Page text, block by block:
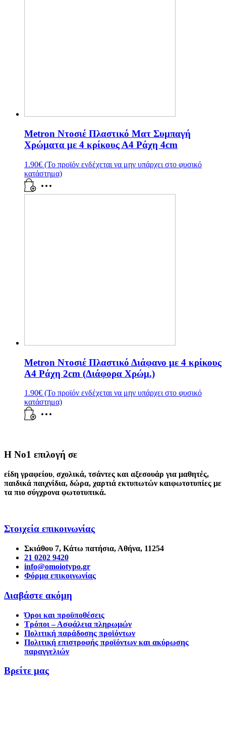
Metron Ντοσιέ Πλαστικό Ματ Συμπαγή
Χρώματα με 4 κρίκους Α4 Ράχη 4cm
1.90€ (Το προϊόν ενδέχεται να μην υπάρχει στο φυσικό
κατάστημα)
Metron Ντοσιέ Πλαστικό Διάφανο με 4 κρίκους
Α4 Ράχη 2cm (Διάφορα Χρώμ.)
1.90€ (Το προϊόν ενδέχεται να μην υπάρχει στο φυσικό
κατάστημα)
Η Νο1 επιλογή σε
είδη γραφείου, σχολικά, τσάντες και αξεσουάρ για μαθητές,
παιδικά παιχνίδια, δώρα, χαρτιά εκτυπωτών καιφωτοτυπίες με
τα πιο σύγχρονα φωτοτυπικά.
Στοιχεία επικοινωνίας
Σκιάθου 7, Κάτω πατήσια, Αθήνα, 11254
21 0202 9420
info@omoiotypo.gr
Φόρμα επικοινωνίας
Διαβάστε ακόμη
Όροι και προϋποθέσεις
Τρόποι – Ασφάλεια πληρωμών
Πολιτική παράδοσης προϊόντων
Πολιτική επιστροφής προϊόντων και ακύρωσης
παραγγελιών
Βρείτε μας